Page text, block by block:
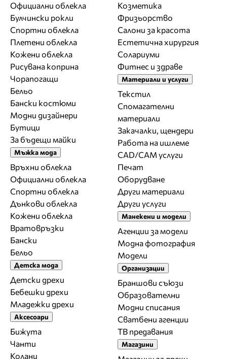
Официални облекла
Булчински рокли
Спортни облекла
Плетени облекла
Кожени облекла
Рисувана коприна
Чорапогащи
Бельо
Бански костюми
Модни дизайнери
Бутици
За бъдещи майки
Мъжка мода
Връхни облекла
Официални облекла
Спортни облекла
Дънкови облекла
Кожени облекла
Вратовръзки
Бански
Бельо
Детска мода
Детски дрехи
Бебешки дрехи
Младежки дрехи
Аксесоари
Бижута
Чанти
Колани
Козметика
Фризьорство
Салони за красота
Естетична хирургия
Солариуми
Фитнес и здраве
Материали и услуги
Текстил
Спомагателни
материали
Закачалки, щендери
Работа на ишлеме
CAD/CAM услуги
Печат
Оборудване
Други материали
Други услуги
Манекени и модели
Агенции за модели
Модна фотография
Модели
Организации
Браншови съюзи
Образователни
Модни списания
Сватбени агенции
ТВ предавания
Магазини